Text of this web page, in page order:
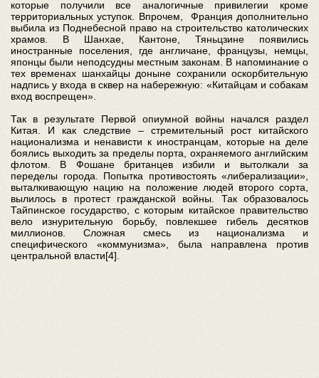
которые получили все аналогичные привилегии кроме
территориальных уступок. Впрочем, Франция дополнительно
выбила из Поднебесной право на строительство католических
храмов. В Шанхае, Кантоне, Тяньцзине появились
иностранные поселения, где англичане, французы, немцы,
японцы были неподсудны местным законам. В напоминание о
тех временах шанхайцы доныне сохранили оскорбительную
надпись у входа в сквер на набережную: «Китайцам и собакам
вход воспрещен».
Так в результате Первой опиумной войны начался раздел
Китая. И как следствие – стремительный рост китайского
национализма и ненависти к иностранцам, которые на деле
боялись выходить за пределы порта, охраняемого английским
флотом. В Фошане британцев избили и вытолкали за
переделы города. Попытка противостоять «либерализации»,
выталкивающую нацию на положение людей второго сорта,
вылилось в протест гражданской войны. Так образовалось
Тайпинское государство, с которым китайское правительство
вело изнурительную борьбу, повлекшее гибель десятков
миллионов. Сложная смесь из национализма и
специфического «коммунизма», была направлена против
центральной власти[4].